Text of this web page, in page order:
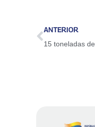
ANTERIOR
15 toneladas